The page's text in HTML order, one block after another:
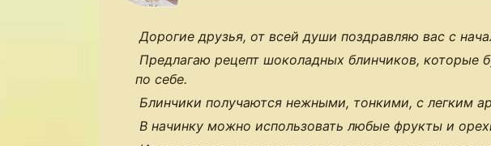
Дорогие друзья, от всей души поздравляю вас с
Предлагаю рецепт шоколадных блинчиков, которые
по себе.
Блинчики получаются нежными, тонкими, с легким
В начинку можно использовать любые фрукты и